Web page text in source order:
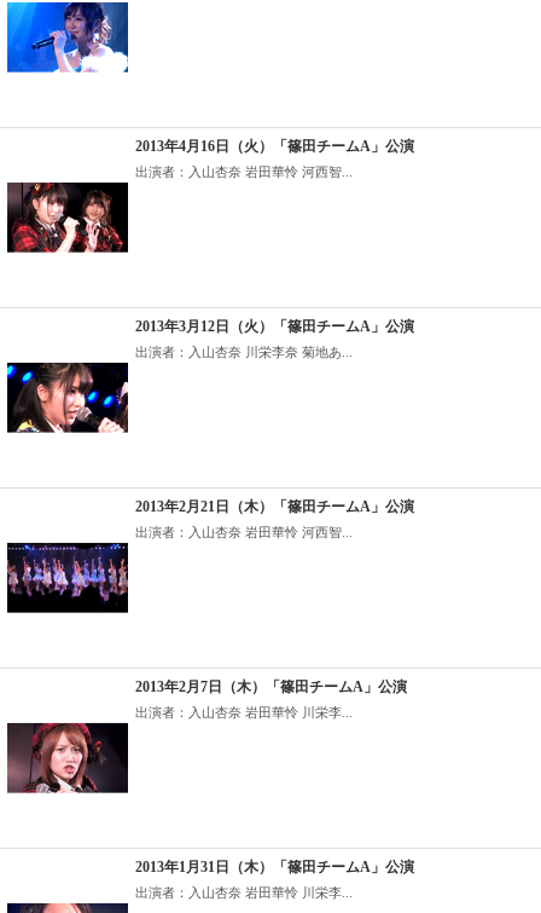
2013年4月16日（火）「篠田チームA」公演
出演者：入山杏奈 岩田華怜 河西智...
2013年3月12日（火）「篠田チームA」公演
出演者：入山杏奈 川栄李奈 菊地あ...
2013年2月21日（木）「篠田チームA」公演
出演者：入山杏奈 岩田華怜 河西智...
2013年2月7日（木）「篠田チームA」公演
出演者：入山杏奈 岩田華怜 川栄李...
2013年1月31日（木）「篠田チームA」公演
出演者：入山杏奈 岩田華怜 川栄李...